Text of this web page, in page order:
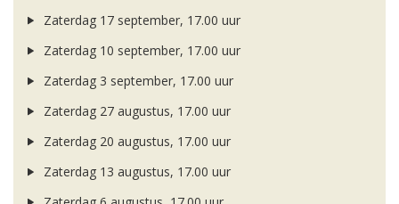
Zaterdag 17 september, 17.00 uur
Zaterdag 10 september, 17.00 uur
Zaterdag 3 september, 17.00 uur
Zaterdag 27 augustus, 17.00 uur
Zaterdag 20 augustus, 17.00 uur
Zaterdag 13 augustus, 17.00 uur